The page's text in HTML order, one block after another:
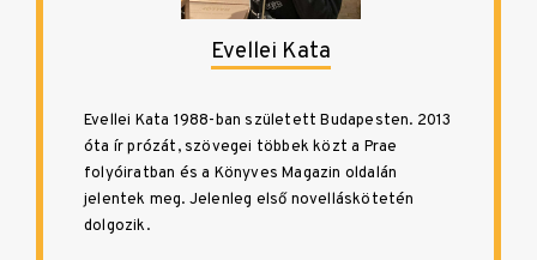
Evellei Kata
Evellei Kata 1988-ban született Budapesten. 2013
óta ír prózát, szövegei többek közt a Prae
folyóiratban és a Könyves Magazin oldalán
jelentek meg. Jelenleg első novelláskötetén
dolgozik.